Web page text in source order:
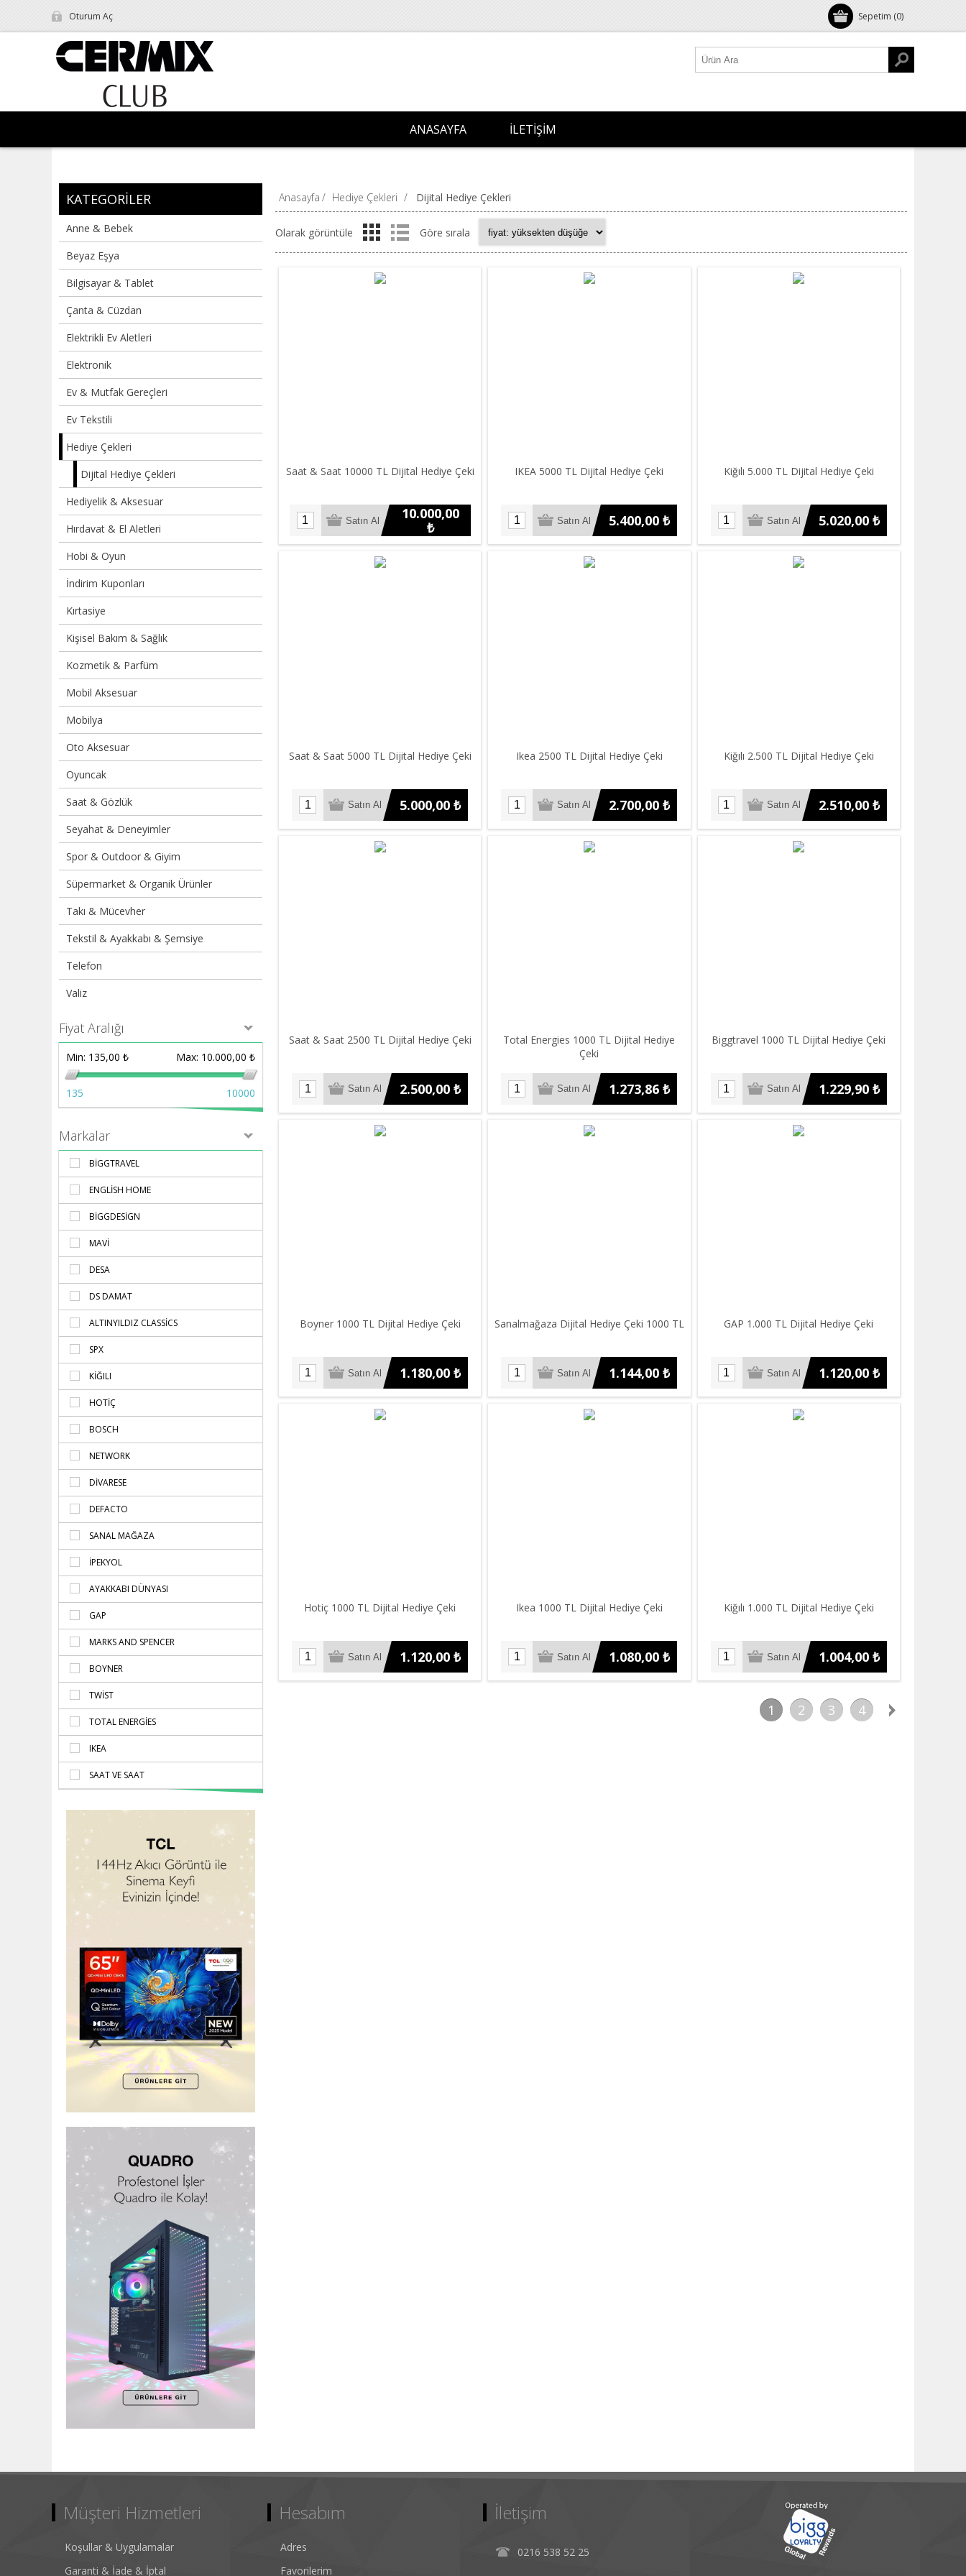
Sepetim (0)
Oturum Aç
ANASAYFA İLETIŞIM
KATEGORILER
Anne & Bebek
Beyaz Eşya
Bilgisayar & Tablet
Çanta & Cüzdan
Elektrikli Ev Aletleri
Elektronik
Ev & Mutfak Gereçleri
Ev Tekstili
Hediye Çekleri
Dijital Hediye Çekleri
Hediyelik & Aksesuar
Hırdavat & El Aletleri
Hobi & Oyun
İndirim Kuponları
Kırtasiye
Kişisel Bakım & Sağlık
Kozmetik & Parfüm
Mobil Aksesuar
Mobilya
Oto Aksesuar
Oyuncak
Saat & Gözlük
Seyahat & Deneyimler
Spor & Outdoor & Giyim
Süpermarket & Organik Ürünler
Takı & Mücevher
Tekstil & Ayakkabı & Şemsiye
Telefon
Valiz
Fiyat Aralığı
Min: 135,00 ₺ Max: 10.000,00 ₺
135 10000
Markalar
BIGGTRAVEL
ENGLISH HOME
BIGGDESIGN
MAVI
DESA
DS DAMAT
ALTINYILDIZ CLASSICS
SPX
KIĞILI
HOTİÇ
BOSCH
NETWORK
DIVARESE
DEFACTO
SANAL MAĞAZA
İPEKYOL
AYAKKABI DÜNYASI
GAP
MARKS AND SPENCER
BOYNER
TWIST
TOTAL ENERGIES
IKEA
SAAT VE SAAT
Anasayfa / Hediye Çekleri / Dijital Hediye Çekleri
Olarak görüntüle Göre sırala
Saat & Saat 10000 TL Dijital Hediye Çeki
10.000,00
₺
IKEA 5000 TL Dijital Hediye Çeki
5.400,00 ₺
Kiğılı 5.000 TL Dijital Hediye Çeki
5.020,00 ₺
Saat & Saat 5000 TL Dijital Hediye Çeki
5.000,00 ₺
Ikea 2500 TL Dijital Hediye Çeki
2.700,00 ₺
Kiğılı 2.500 TL Dijital Hediye Çeki
2.510,00 ₺
Saat & Saat 2500 TL Dijital Hediye Çeki
2.500,00 ₺
Total Energies 1000 TL Dijital Hediye
Çeki
1.273,86 ₺
Biggtravel 1000 TL Dijital Hediye Çeki
1.229,90 ₺
Boyner 1000 TL Dijital Hediye Çeki
1.180,00 ₺
Sanalmağaza Dijital Hediye Çeki 1000 TL
1.144,00 ₺
GAP 1.000 TL Dijital Hediye Çeki
1.120,00 ₺
Hotiç 1000 TL Dijital Hediye Çeki
1.120,00 ₺
Ikea 1000 TL Dijital Hediye Çeki
1.080,00 ₺
Kiğılı 1.000 TL Dijital Hediye Çeki
1.004,00 ₺
1 2 3 4
Müşteri Hizmetleri
Koşullar & Uygulamalar
Garanti & İade & İptal
Hesabım
Adres
Favorilerim
İletişim
0216 538 52 25